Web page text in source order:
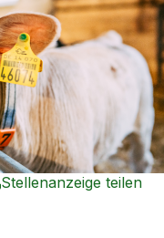
Stellenanzeige teilen